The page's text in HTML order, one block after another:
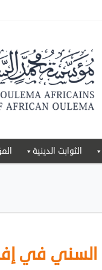
الثوابت الدينية
في